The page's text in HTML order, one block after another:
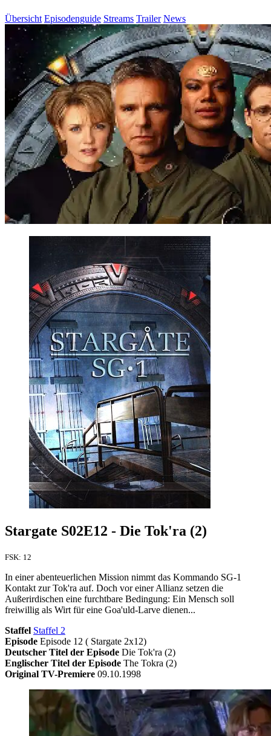
Übersicht Episodenguide Streams Trailer News
Stargate S02E12 - Die Tok'ra (2)
FSK: 12
In einer abenteuerlichen Mission nimmt das Kommando SG-1
Kontakt zur Tok'ra auf. Doch vor einer Allianz setzen die
Außerirdischen eine furchtbare Bedingung: Ein Mensch soll
freiwillig als Wirt für eine Goa'uld-Larve dienen...
Staffel Staffel 2
Episode Episode 12 ( Stargate 2x12)
Deutscher Titel der Episode Die Tok'ra (2)
Englischer Titel der Episode The Tokra (2)
Original TV-Premiere 09.10.1998